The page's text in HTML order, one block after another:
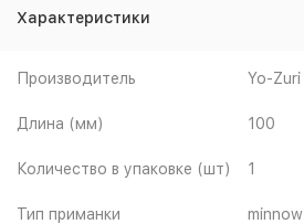
Характеристики
Производитель Yo-Zuri
Длина (мм) 100
Количество в упаковке (шт) 1
Тип приманки minnow